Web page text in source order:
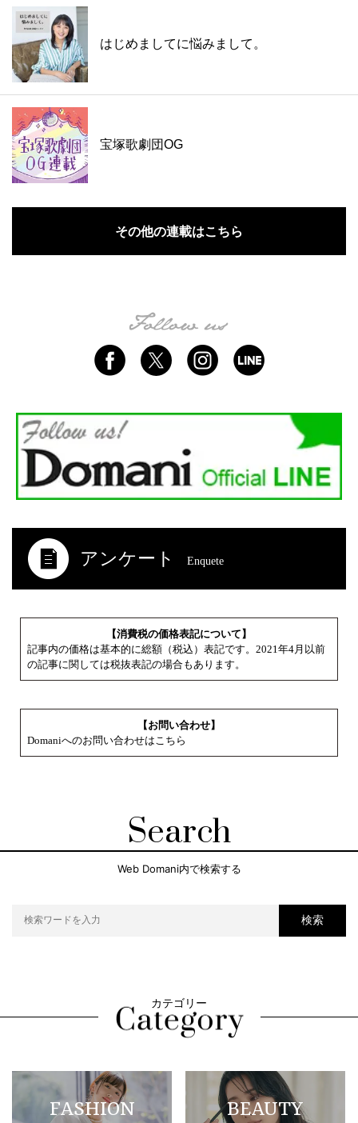
はじめましてに悩みまして。
宝塚歌劇団OG
その他の連載はこちら
アンケート Enquete
【消費税の価格表記について】
記事内の価格は基本的に総額（税込）表記です。2021年4月以前
の記事に関しては税抜表記の場合もあります。
【お問い合わせ】
Domaniへのお問い合わせはこちら
Search
Web Domani内で検索する
検索
カテゴリー
FASHION BEAUTY